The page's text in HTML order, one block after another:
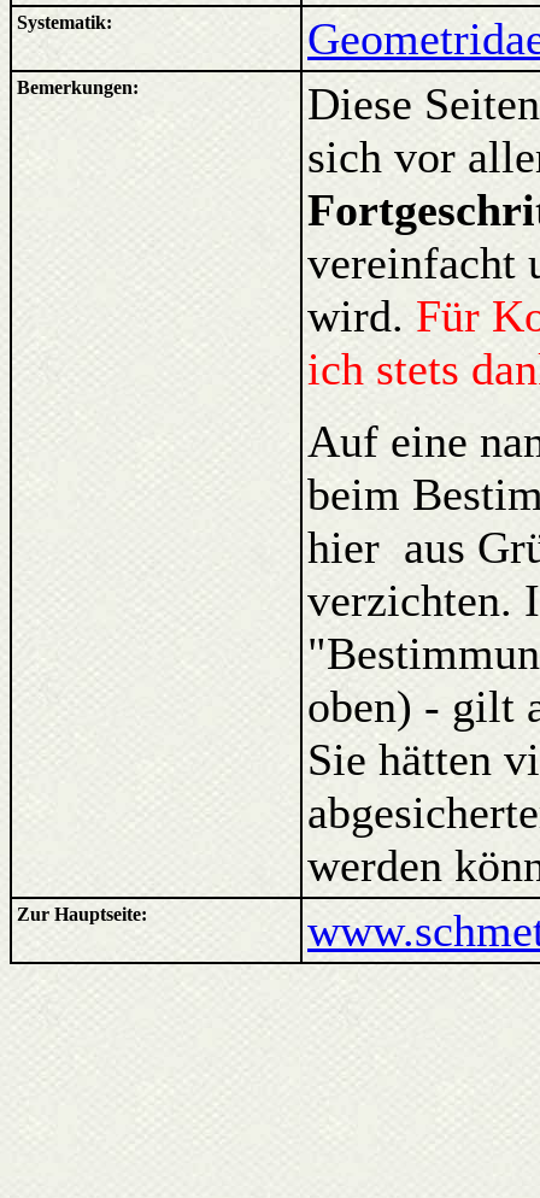
Systematik:
Bemerkungen:
Diese
sich vor
vereinfacht
wird. Für
ich stets
Auf eine
beim
hier aus
verzichten.
oben) - gilt
Sie hätten
werden
Zur Hauptseite: